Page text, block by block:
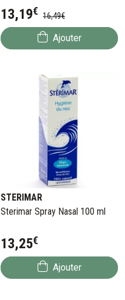
13,19€ 16,49€
Ajouter
STERIMAR
Sterimar Spray Nasal 100 ml
13,25€
Ajouter